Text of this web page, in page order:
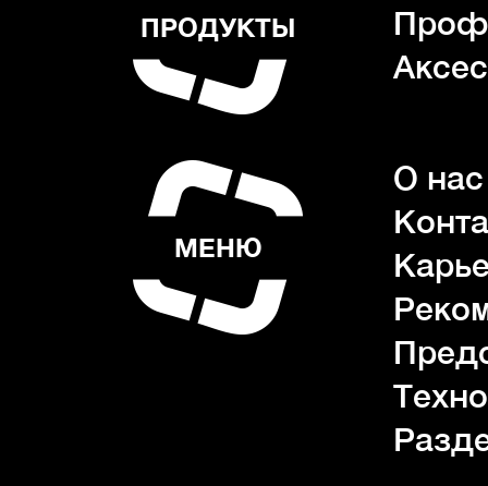
ПРОДУКТЫ
МЕНЮ
О нас